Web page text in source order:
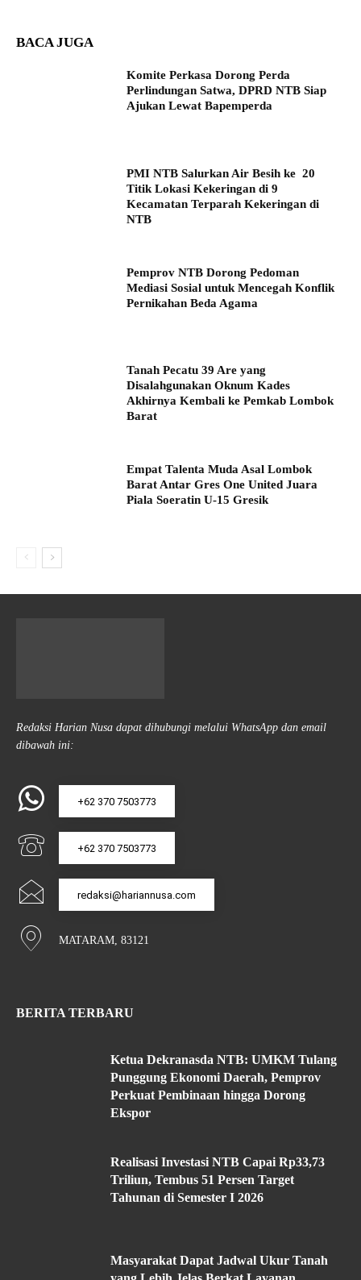
BACA JUGA
Komite Perkasa Dorong Perda
Perlindungan Satwa, DPRD NTB Siap
Ajukan Lewat Bapemperda
PMI NTB Salurkan Air Besih ke 20
Titik Lokasi Kekeringan di 9
Kecamatan Terparah Kekeringan di
NTB
Pemprov NTB Dorong Pedoman
Mediasi Sosial untuk Mencegah Konflik
Pernikahan Beda Agama
Tanah Pecatu 39 Are yang
Disalahgunakan Oknum Kades
Akhirnya Kembali ke Pemkab Lombok
Barat
Empat Talenta Muda Asal Lombok
Barat Antar Gres One United Juara
Piala Soeratin U-15 Gresik
Redaksi Harian Nusa dapat dihubungi melalui WhatsApp dan email
dibawah ini:
+62 370 7503773
+62 370 7503773
redaksi@hariannusa.com
MATARAM, 83121
BERITA TERBARU
Ketua Dekranasda NTB: UMKM Tulang
Punggung Ekonomi Daerah, Pemprov
Perkuat Pembinaan hingga Dorong
Ekspor
Realisasi Investasi NTB Capai Rp33,73
Triliun, Tembus 51 Persen Target
Tahunan di Semester I 2026
Masyarakat Dapat Jadwal Ukur Tanah